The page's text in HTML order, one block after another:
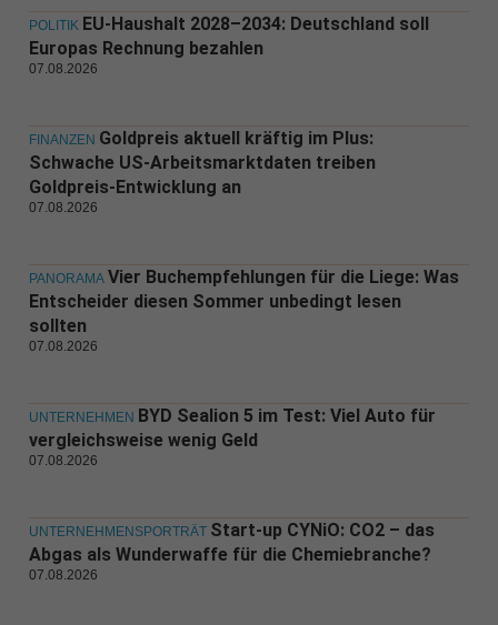
POLITIK EU-Haushalt 2028–2034: Deutschland soll
Europas Rechnung bezahlen
07.08.2026
FINANZEN Goldpreis aktuell kräftig im Plus:
Schwache US-Arbeitsmarktdaten treiben
Goldpreis-Entwicklung an
07.08.2026
PANORAMA Vier Buchempfehlungen für die Liege: Was
Entscheider diesen Sommer unbedingt lesen
sollten
07.08.2026
UNTERNEHMEN BYD Sealion 5 im Test: Viel Auto für
vergleichsweise wenig Geld
07.08.2026
UNTERNEHMENSPORTRÄT Start-up CYNiO: CO2 – das
Abgas als Wunderwaffe für die Chemiebranche?
07.08.2026